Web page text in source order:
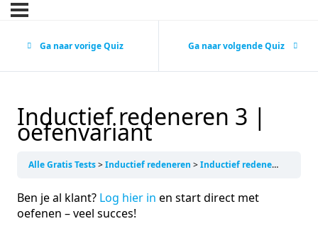
Ga naar vorige Quiz Ga naar volgende Quiz
Inductief redeneren 3 |
oefenvariant
Alle Gratis Tests Inductief redeneren Inductief redeneren 3 | oefenvariant
Ben je al klant? Log hier in en start direct met
oefenen – veel succes!